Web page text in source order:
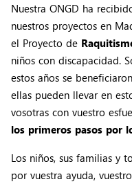
Nuestra ONGD ha
nuestros proyectos en
el Proyecto de
niños con discapacidad.
estos años se
ellas pueden llevar en
vosotras con vuestro
los primeros pasos por
Los niños, sus familias y
por vuestra ayuda,